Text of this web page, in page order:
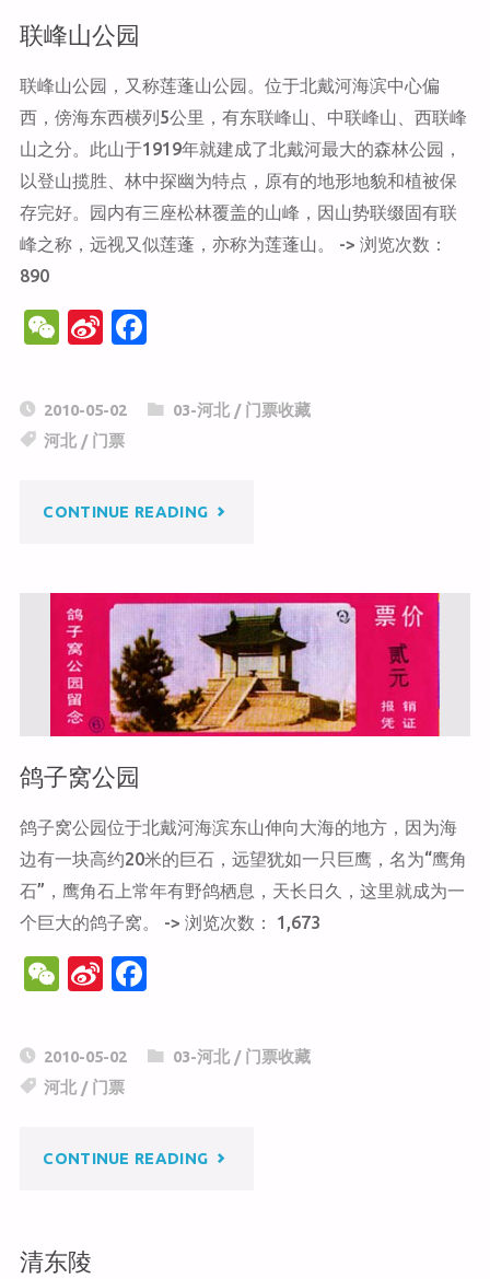
联峰山公园
联峰山公园，又称莲蓬山公园。位于北戴河海滨中心偏
西，傍海东西横列5公里，有东联峰山、中联峰山、西联峰
山之分。此山于1919年就建成了北戴河最大的森林公园，
以登山揽胜、林中探幽为特点，原有的地形地貌和植被保
存完好。园内有三座松林覆盖的山峰，因山势联缀固有联
峰之称，远视又似莲蓬，亦称为莲蓬山。 -> 浏览次数：
890
W
C
h
Si
a
W
b
c
o
2010-05-02 03-河北/ 门票收藏
河北 / 门票
CONTINUE READING"联
山
公
园"
鸽子窝公园
鸽子窝公园位于北戴河海滨东山伸向大海的地方，因为海
边有一块高约20米的巨石，远望犹如一只巨鹰，名为“鹰角
石”，鹰角石上常年有野鸽栖息，天长日久，这里就成为一
个巨大的鸽子窝。 -> 浏览次数： 1,673
W
C
h
Si
a
W
b
c
o
2010-05-02 03-河北/ 门票收藏
河北 / 门票
CONTINUE READING"鸽
清东陵